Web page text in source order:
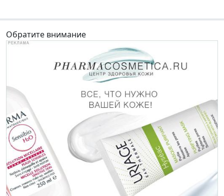
Обратите внимание